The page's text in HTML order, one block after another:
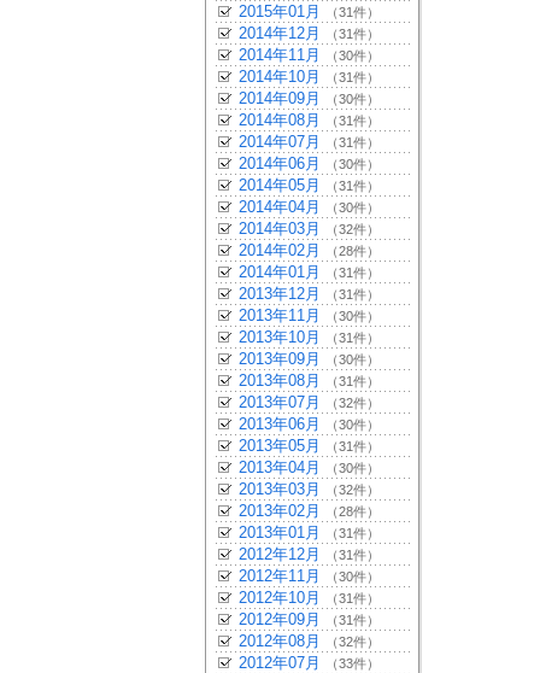
2015年01月 （31件）
2014年12月 （31件）
2014年11月 （30件）
2014年10月 （31件）
2014年09月 （30件）
2014年08月 （31件）
2014年07月 （31件）
2014年06月 （30件）
2014年05月 （31件）
2014年04月 （30件）
2014年03月 （32件）
2014年02月 （28件）
2014年01月 （31件）
2013年12月 （31件）
2013年11月 （30件）
2013年10月 （31件）
2013年09月 （30件）
2013年08月 （31件）
2013年07月 （32件）
2013年06月 （30件）
2013年05月 （31件）
2013年04月 （30件）
2013年03月 （32件）
2013年02月 （28件）
2013年01月 （31件）
2012年12月 （31件）
2012年11月 （30件）
2012年10月 （31件）
2012年09月 （31件）
2012年08月 （32件）
2012年07月 （33件）